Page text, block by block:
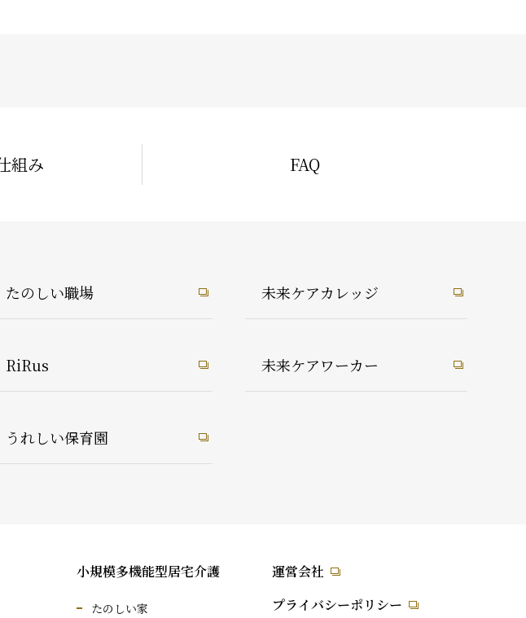
組み FAQ
たのしい職場 未来ケアカレッジ
RiRus 未来ケアワーカー
うれしい保育園
小規模多機能型居宅介護
たのしい家
運営会社
プライバシーポリシー